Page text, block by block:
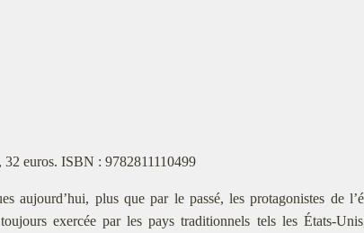
euros. ISBN : 9782811110499
aujourd’hui, plus que par le passé, les protagonistes de
exercée par les pays traditionnels tels les États-